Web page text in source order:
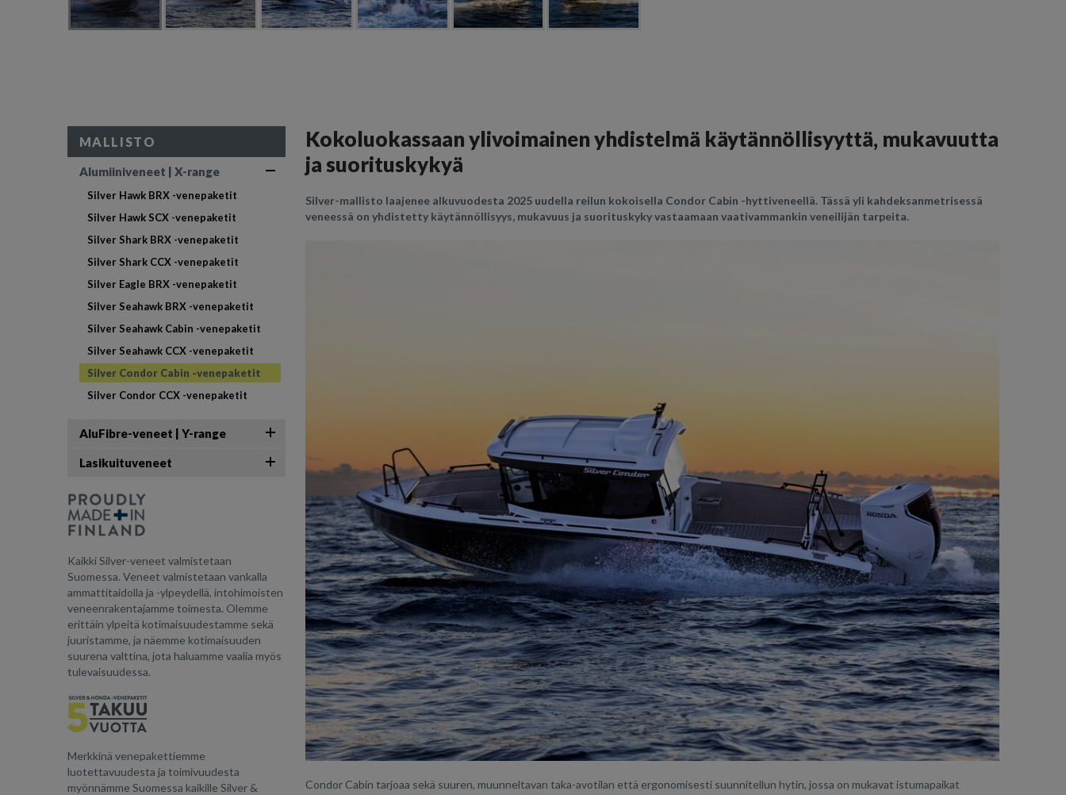
Kokoluokassaan ylivoimainen yhdistelmä käytännöllisyyttä, mukavuutta
ja suorituskykyä
Silver-mallisto laajenee alkuvuodesta 2025 uudella reilun kokoisella Condor Cabin -hyttiveneellä. Tässä yli kahdeksanmetrisessä
veneessä on yhdistetty käytännöllisyys, mukavuus ja suorituskyky vastaamaan vaativammankin veneilijän tarpeita.
Condor Cabin tarjoaa sekä suuren, muunneltavan taka-avotilan että ergonomisesti suunnitellun hytin, jossa on mukavat istumapaikat
MALLISTO
Alumiiniveneet | X-range
Silver Hawk BRX -venepaketit
Silver Hawk SCX -venepaketit
Silver Shark BRX -venepaketit
Silver Shark CCX -venepaketit
Silver Eagle BRX -venepaketit
Silver Seahawk BRX -venepaketit
Silver Seahawk Cabin -venepaketit
Silver Seahawk CCX -venepaketit
Silver Condor Cabin -venepaketit
Silver Condor CCX -venepaketit
AluFibre-veneet | Y-range
Lasikuituveneet
Kaikki Silver-veneet valmistetaan
Suomessa. Veneet valmistetaan vankalla
ammattitaidolla ja -ylpeydellä, intohimoisten
veneenrakentajamme toimesta. Olemme
erittäin ylpeitä kotimaisuudestamme sekä
juuristamme, ja näemme kotimaisuuden
suurena valttina, jota haluamme vaalia myös
tulevaisuudessa.
Merkkinä venepakettiemme
luotettavuudesta ja toimivuudesta
myönnämme Suomessa kaikille Silver &